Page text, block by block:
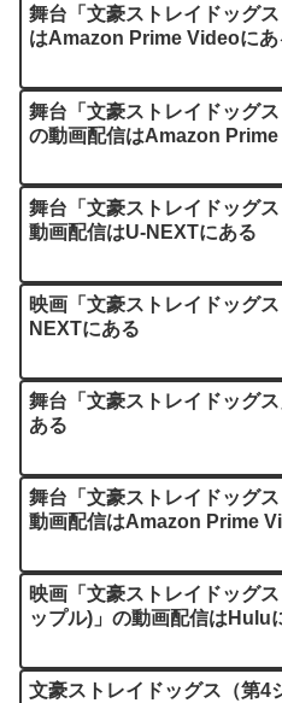
舞台「文豪ストレイドッグ
はAmazon Prime Videoにあ
舞台「文豪ストレイドッグ
の動画配信はAmazon
舞台「文豪ストレイドッグ
動画配信はU-NEXTにある
映画「文豪ストレイドッグ
NEXTにある
舞台「文豪ストレイドッグ
ある
舞台「文豪ストレイドッグ
動画配信はAmazon Prime
映画「文豪ストレイドッグ
ップル)」の動画配信はHulu
文豪ストレイドッグス（第4